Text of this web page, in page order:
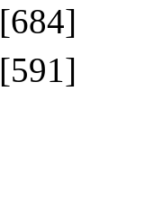
[684]
[591]